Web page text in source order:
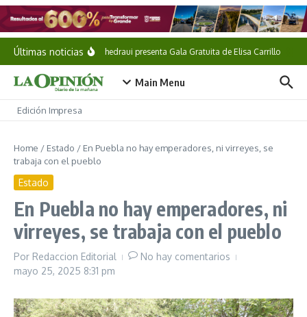
Saltar al contenido
Últimas noticiasPepe Chedraui presenta Gala Gratuita de Elisa Carrillo
Main Menu
Edición Impresa
Home / Estado / En Puebla no hay emperadores, ni virreyes, se
trabaja con el pueblo
Estado
En Puebla no hay emperadores, ni
virreyes, se trabaja con el pueblo
Por Redaccion Editorial
No hay comentarios
mayo 25, 2025 8:31 pm